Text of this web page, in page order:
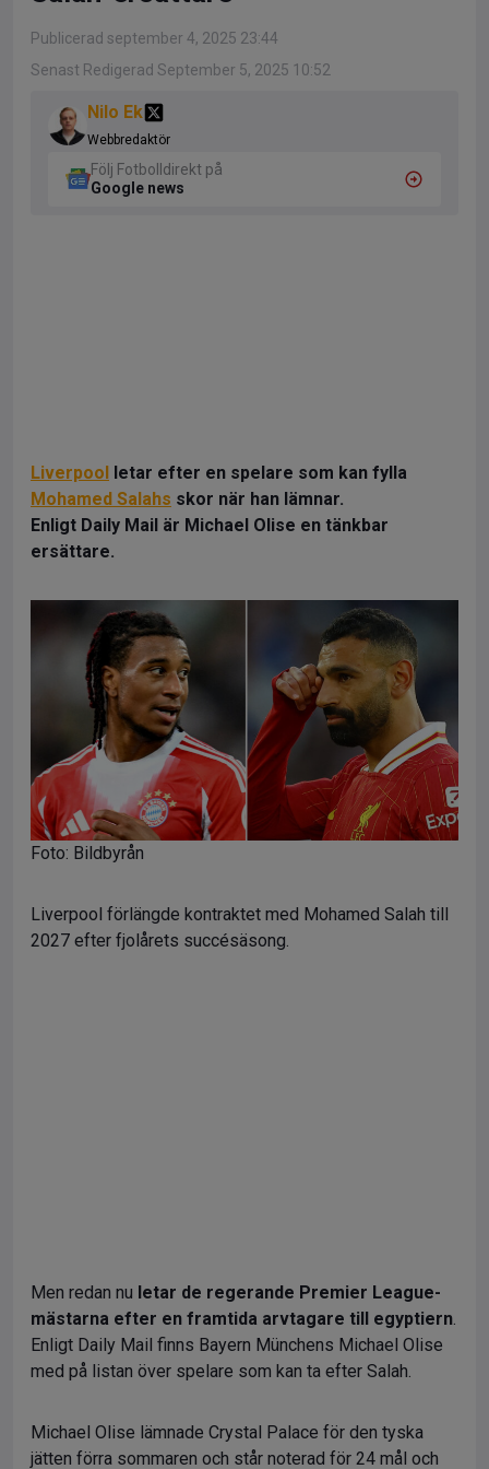
Publicerad september 4, 2025 23:44
Senast Redigerad September 5, 2025 10:52
Nilo Ek
Webbredaktör
Följ Fotbolldirekt på
Google news
Liverpool letar efter en spelare som kan fylla
Mohamed Salahs skor när han lämnar.
Enligt Daily Mail är Michael Olise en tänkbar
ersättare.
Foto: Bildbyrån
Liverpool förlängde kontraktet med Mohamed Salah till
2027 efter fjolårets succésäsong.
Men redan nu letar de regerande Premier League-
mästarna efter en framtida arvtagare till egyptiern.
Enligt Daily Mail finns Bayern Münchens Michael Olise
med på listan över spelare som kan ta efter Salah.
Michael Olise lämnade Crystal Palace för den tyska
jätten förra sommaren och står noterad för 24 mål och